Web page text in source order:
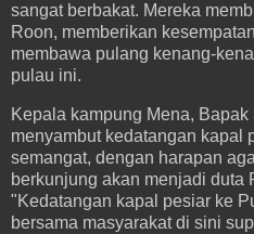
sangat berbakat. Mereka
Roon, memberikan
membawa pulang kenang-
pulau ini.
Kepala kampung Mena,
menyambut kedatangan kapal
semangat, dengan harapan
berkunjung akan menjadi duta
"Kedatangan kapal pesiar ke
bersama masyarakat di sini